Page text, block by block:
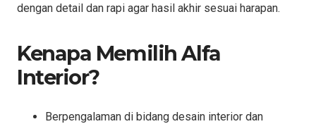
dengan detail dan rapi agar hasil akhir sesuai harapan.
Kenapa Memilih Alfa
Interior?
Berpengalaman di bidang desain interior dan